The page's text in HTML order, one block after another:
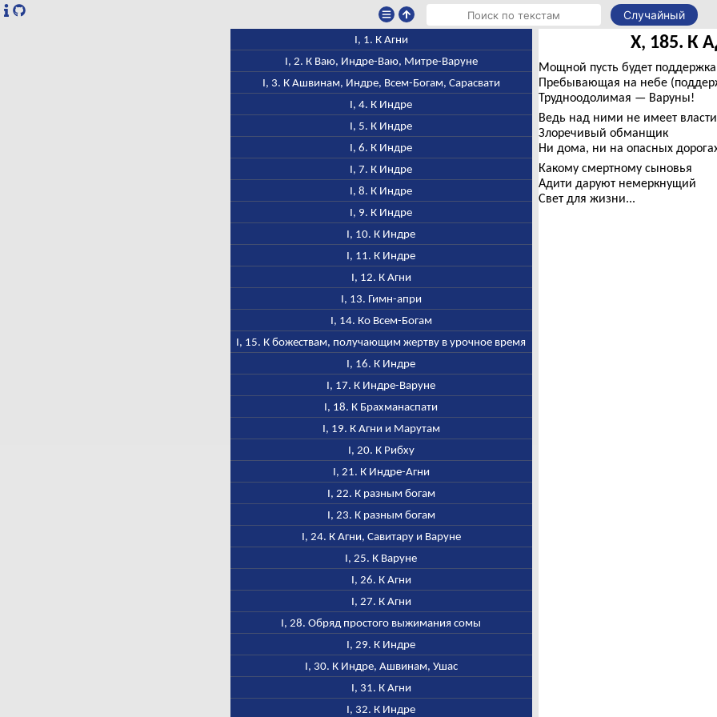
Случайный
I, 1. К Агни
I, 2. К Ваю, Индре-Ваю, Митре-Варуне
I, 3. К Ашвинам, Индре, Всем-Богам, Сарасвати
I, 4. К Индре
I, 5. К Индре
I, 6. К Индре
I, 7. К Индре
I, 8. К Индре
I, 9. К Индре
I, 10. К Индре
I, 11. К Индре
I, 12. К Агни
I, 13. Гимн-апри
I, 14. Ко Всем-Богам
I, 15. К божествам, получающим жертву в урочное время
I, 16. К Индре
I, 17. К Индре-Варуне
I, 18. К Брахманаспати
I, 19. К Агни и Марутам
I, 20. К Рибху
I, 21. К Индре-Агни
I, 22. К разным богам
I, 23. К разным богам
I, 24. К Агни, Савитару и Варуне
I, 25. К Варуне
I, 26. К Агни
I, 27. К Агни
I, 28. Обряд простого выжимания сомы
I, 29. К Индре
I, 30. К Индре, Ашвинам, Ушас
I, 31. К Агни
I, 32. К Индре
X, 185. К
Мощной пусть будет поддержка
Пребывающая на небе
Трудноодолимая — Варуны!
Ведь над ними не имеет власти
Злоречивый обманщик
Ни дома, ни на опасных
Какому смертному сыновья
Адити даруют немеркнущий
Свет для жизни...